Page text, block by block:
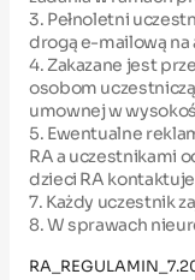
3. Pełnoletni
drogą e-mailową na
4. Zakazane jest
osobom
umownej w
5. Ewentualne
RA a uczestnikami
dzieci RA
7. Każdy uczestnik
8. W sprawach